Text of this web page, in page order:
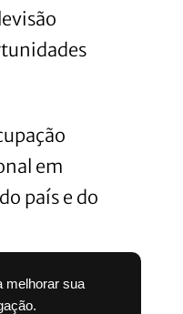
melhorar sua
em
país e do